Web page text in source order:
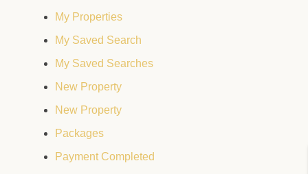
My Properties
My Saved Search
My Saved Searches
New Property
New Property
Packages
Payment Completed